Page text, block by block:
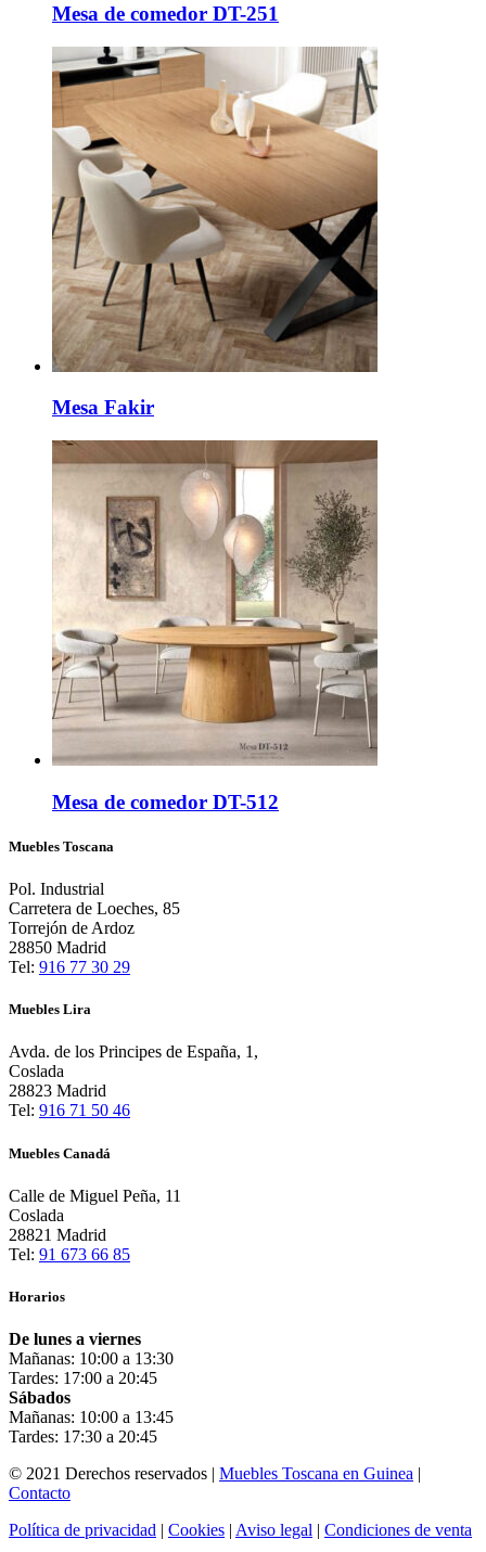
Mesa de comedor DT-251
Mesa Fakir
Mesa de comedor DT-512
Muebles Toscana
Pol. Industrial
Carretera de Loeches, 85
Torrejón de Ardoz
28850 Madrid
Tel: 916 77 30 29
Muebles Lira
Avda. de los Principes de España, 1,
Coslada
28823 Madrid
Tel: 916 71 50 46
Muebles Canadá
Calle de Miguel Peña, 11
Coslada
28821 Madrid
Tel: 91 673 66 85
Horarios
De lunes a viernes
Mañanas: 10:00 a 13:30
Tardes: 17:00 a 20:45
Sábados
Mañanas: 10:00 a 13:45
Tardes: 17:30 a 20:45
© 2021 Derechos reservados | Muebles Toscana en Guinea |
Contacto
Política de privacidad | Cookies | Aviso legal | Condiciones de venta